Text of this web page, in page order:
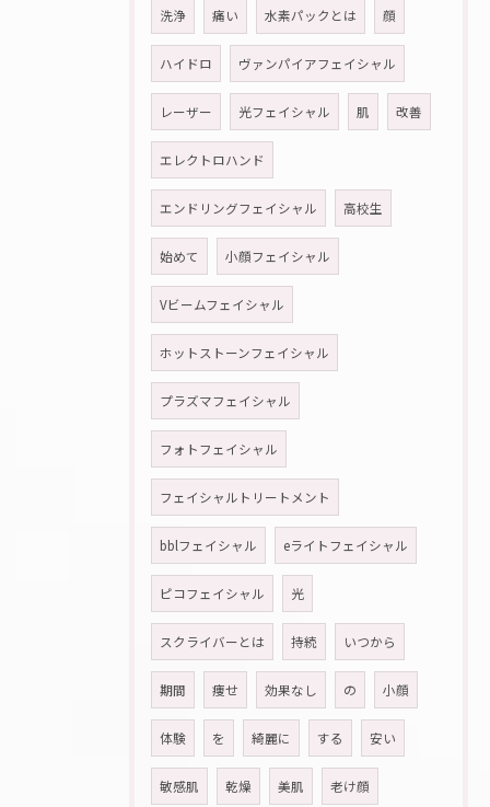
洗浄 痛い 水素パックとは 顔
ハイドロ ヴァンパイアフェイシャル
レーザー 光フェイシャル 肌 改善
エレクトロハンド
エンドリングフェイシャル 高校生
始めて 小顔フェイシャル
Vビームフェイシャル
ホットストーンフェイシャル
プラズマフェイシャル
フォトフェイシャル
フェイシャルトリートメント
bblフェイシャル eライトフェイシャル
ピコフェイシャル 光
スクライバーとは 持続 いつから
期間 痩せ 効果なし の 小顔
体験 を 綺麗に する 安い
敏感肌 乾燥 美肌 老け顔